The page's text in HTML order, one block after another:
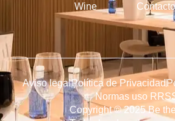
Wine
Contacto
Copyright © 2025 Be
Aviso legalPolítica de Privacidad
Normas uso